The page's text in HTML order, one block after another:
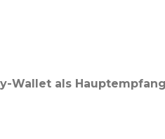
Wallet als